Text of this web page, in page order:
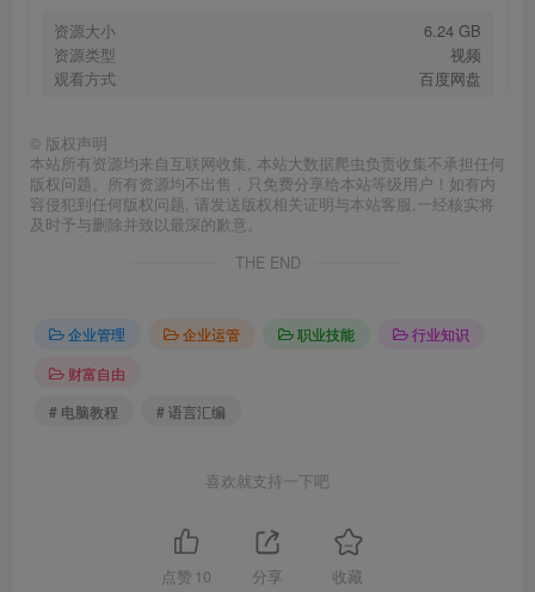
资源大小
6.24 GB
资源类型
视频
观看方式
百度网盘
© 版权声明
本站所有资源均来自互联网收集, 本站大数据爬虫负责收集不承担任何
版权问题。所有资源均不出售，只免费分享给本站等级用户！如有内
容侵犯到任何版权问题, 请发送版权相关证明与本站客服,一经核实将
及时予与删除并致以最深的歉意。
THE END
企业管理 企业运管 职业技能
行业知识
财富自由
# 电脑教程
# 语言汇编
喜欢就支持一下吧
点赞 10 分享 收藏